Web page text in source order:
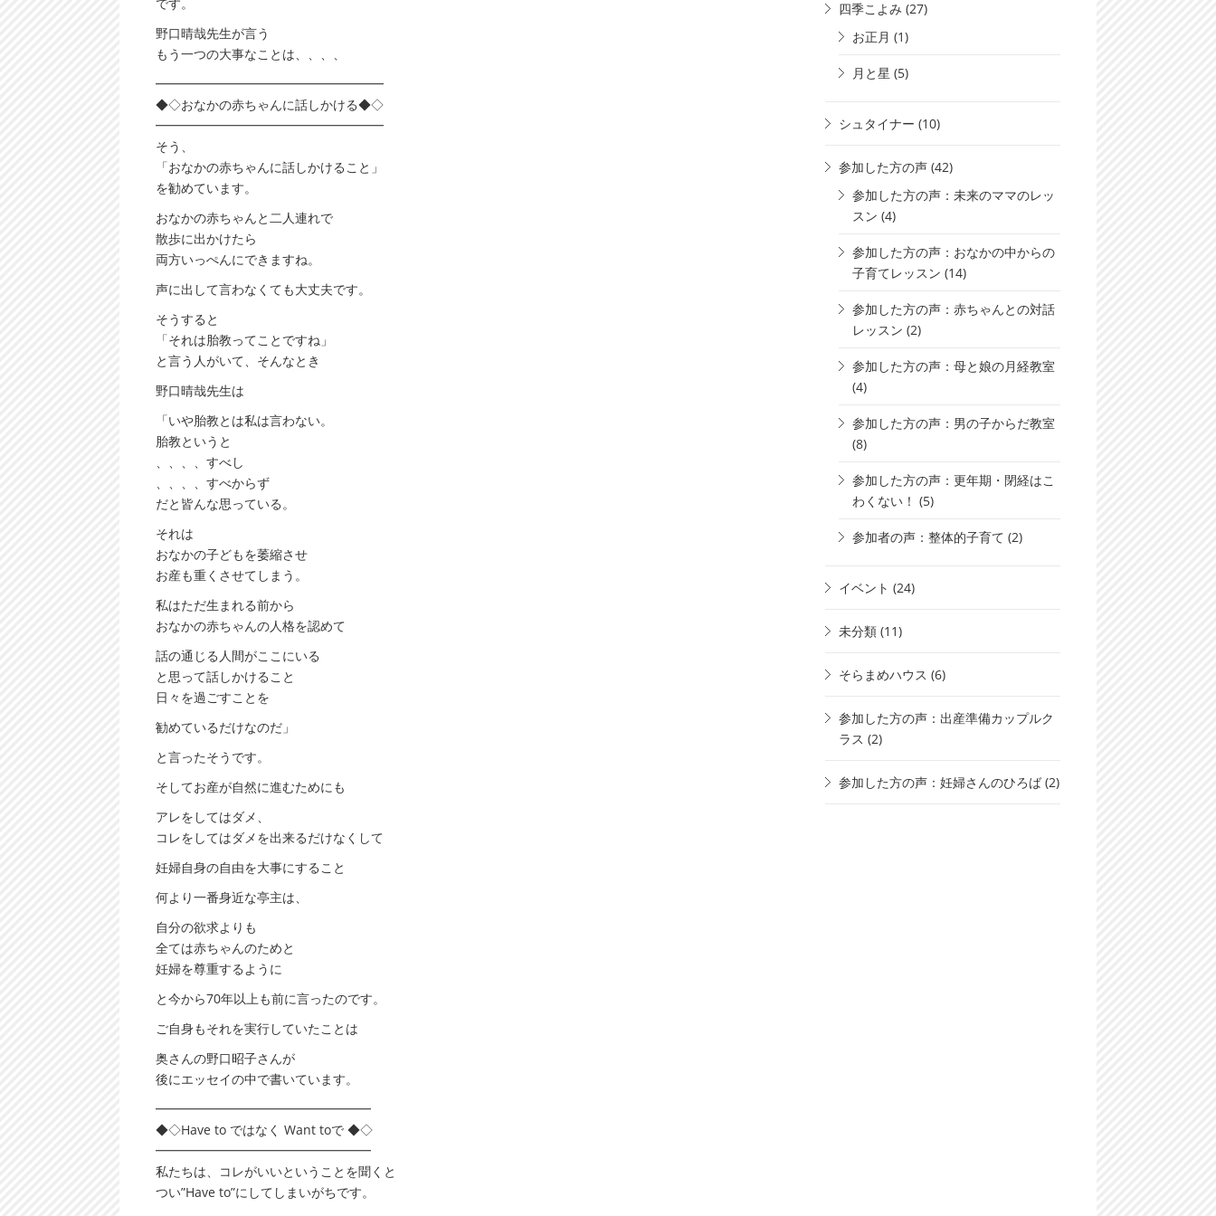
野口晴哉先生が言う
もう一つの大事なことは、、、、
━━━━━━━━━━━━━━━━━━
◆◇おなかの赤ちゃんに話しかける◆◇
━━━━━━━━━━━━━━━━━━
そう、
「おなかの赤ちゃんに話しかけること」
を勧めています。
おなかの赤ちゃんと二人連れで
散歩に出かけたら
両方いっぺんにできますね。
声に出して言わなくても大丈夫です。
そうすると
「それは胎教ってことですね」
と言う人がいて、そんなとき
野口晴哉先生は
「いや胎教とは私は言わない。
胎教というと
、、、、すべし
、、、、すべからず
だと皆んな思っている。
それは
おなかの子どもを萎縮させ
お産も重くさせてしまう。
私はただ生まれる前から
おなかの赤ちゃんの人格を認めて
話の通じる人間がここにいる
と思って話しかけること
日々を過ごすことを
勧めているだけなのだ」
と言ったそうです。
そしてお産が自然に進むためにも
アレをしてはダメ、
コレをしてはダメを出来るだけなくして
妊婦自身の自由を大事にすること
何より一番身近な亭主は、
自分の欲求よりも
全ては赤ちゃんのためと
妊婦を尊重するように
と今から70年以上も前に言ったのです。
ご自身もそれを実行していたことは
奥さんの野口昭子さんが
後にエッセイの中で書いています。
━━━━━━━━━━━━━━━━━
◆◇Have to ではなく Want toで ◆◇
━━━━━━━━━━━━━━━━━
私たちは、コレがいいということを聞くと
つい”Have to”にしてしまいがちです。
四季こよみ (27)
お正月 (1)
月と星 (5)
シュタイナー (10)
参加した方の声 (42)
参加した方の声：未来のママのレッ
スン (4)
参加した方の声：おなかの中からの
子育てレッスン (14)
参加した方の声：赤ちゃんとの対話
レッスン (2)
参加した方の声：母と娘の月経教室
(4)
参加した方の声：男の子からだ教室
(8)
参加した方の声：更年期・閉経はこ
わくない！ (5)
参加者の声：整体的子育て (2)
イベント (24)
未分類 (11)
そらまめハウス (6)
参加した方の声：出産準備カップルク
ラス (2)
参加した方の声：妊婦さんのひろば (2)